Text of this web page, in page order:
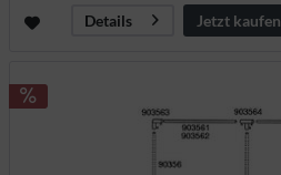
Details Jetzt kaufen